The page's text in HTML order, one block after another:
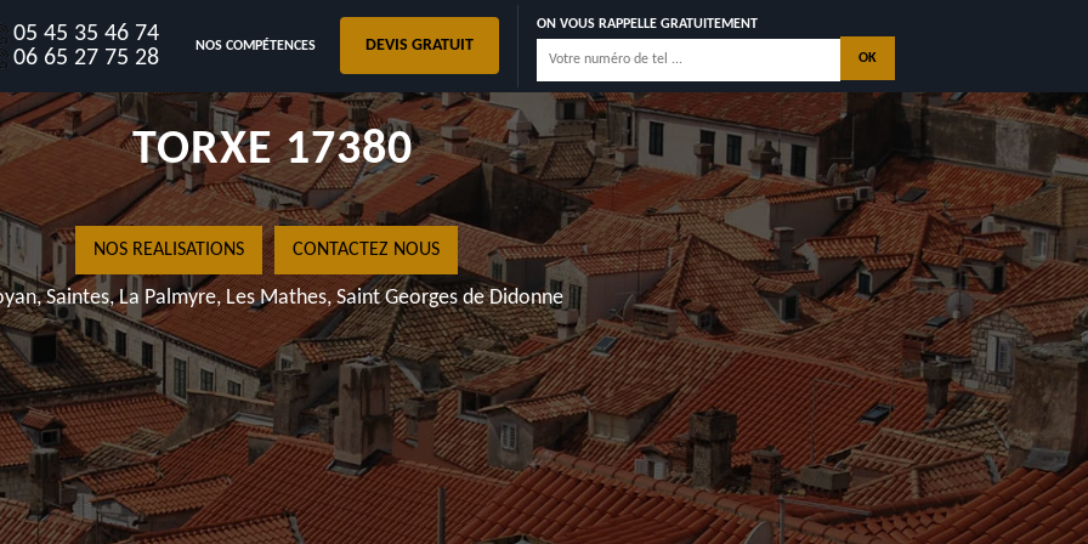
05 45 35 46 74
06 65 27 75 28
NOS COMPÉTENCES DEVIS GRATUIT
ON VOUS RAPPELLE GRATUITEMENT
PEINTURE SUR TUILE
TORXE 17380
NOS REALISATIONS CONTACTEZ NOUS
Saintes, La Palmyre, Les Mathes, Saint Georges de Didonne